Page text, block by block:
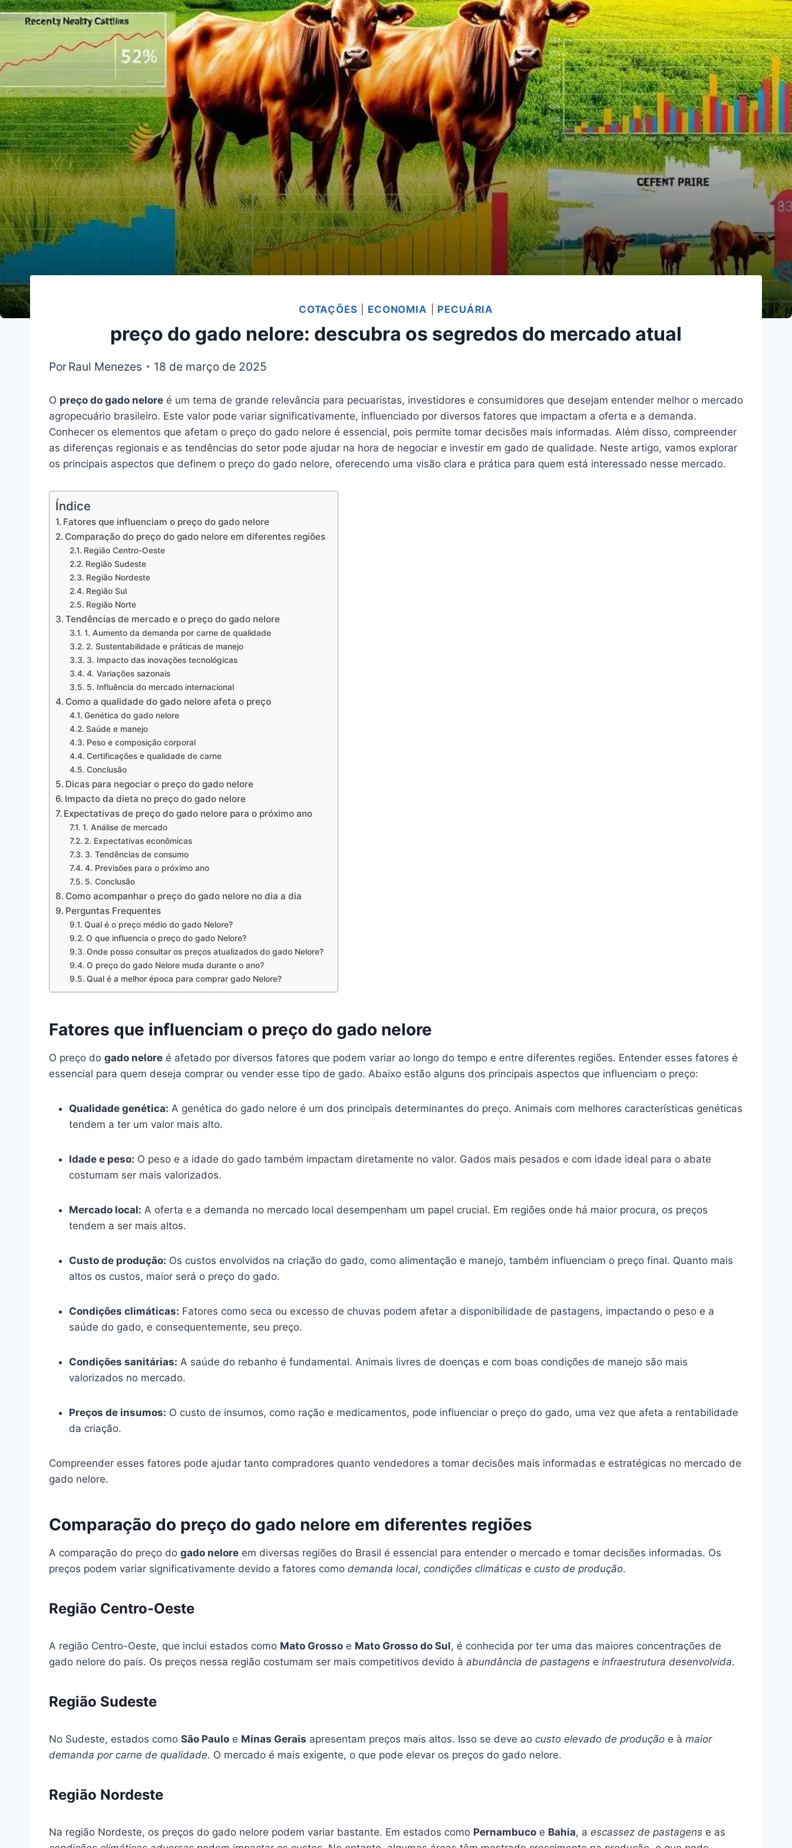
COTAÇÕES ECONOMIA PECUÁRIA
preço do gado nelore: descubra os segredos do mercado atual
PorRaul Menezes 18 de março de 2025
O preço do gado nelore é um tema de grande relevância para pecuaristas, investidores e consumidores que desejam entender melhor o mercado
agropecuário brasileiro. Este valor pode variar significativamente, influenciado por diversos fatores que impactam a oferta e a demanda.
Conhecer os elementos que afetam o preço do gado nelore é essencial, pois permite tomar decisões mais informadas. Além disso, compreender
as diferenças regionais e as tendências do setor pode ajudar na hora de negociar e investir em gado de qualidade. Neste artigo, vamos explorar
os principais aspectos que definem o preço do gado nelore, oferecendo uma visão clara e prática para quem está interessado nesse mercado.
Índice
Fatores que influenciam o preço do gado nelore
Comparação do preço do gado nelore em diferentes regiões
Região Centro-Oeste
Região Sudeste
Região Nordeste
Região Sul
Região Norte
Tendências de mercado e o preço do gado nelore
1. Aumento da demanda por carne de qualidade
2. Sustentabilidade e práticas de manejo
3. Impacto das inovações tecnológicas
4. Variações sazonais
5. Influência do mercado internacional
Como a qualidade do gado nelore afeta o preço
Genética do gado nelore
Saúde e manejo
Peso e composição corporal
Certificações e qualidade de carne
Conclusão
Dicas para negociar o preço do gado nelore
Impacto da dieta no preço do gado nelore
Expectativas de preço do gado nelore para o próximo ano
1. Análise de mercado
2. Expectativas econômicas
3. Tendências de consumo
4. Previsões para o próximo ano
5. Conclusão
Como acompanhar o preço do gado nelore no dia a dia
Perguntas Frequentes
Qual é o preço médio do gado Nelore?
O que influencia o preço do gado Nelore?
Onde posso consultar os preços atualizados do gado Nelore?
O preço do gado Nelore muda durante o ano?
Qual é a melhor época para comprar gado Nelore?
Fatores que influenciam o preço do gado nelore
O preço do gado nelore é afetado por diversos fatores que podem variar ao longo do tempo e entre diferentes regiões. Entender esses fatores é
essencial para quem deseja comprar ou vender esse tipo de gado. Abaixo estão alguns dos principais aspectos que influenciam o preço:
Qualidade genética: A genética do gado nelore é um dos principais determinantes do preço. Animais com melhores características genéticas
tendem a ter um valor mais alto.
Idade e peso: O peso e a idade do gado também impactam diretamente no valor. Gados mais pesados e com idade ideal para o abate
costumam ser mais valorizados.
Mercado local: A oferta e a demanda no mercado local desempenham um papel crucial. Em regiões onde há maior procura, os preços
tendem a ser mais altos.
Custo de produção: Os custos envolvidos na criação do gado, como alimentação e manejo, também influenciam o preço final. Quanto mais
altos os custos, maior será o preço do gado.
Condições climáticas: Fatores como seca ou excesso de chuvas podem afetar a disponibilidade de pastagens, impactando o peso e a
saúde do gado, e consequentemente, seu preço.
Condições sanitárias: A saúde do rebanho é fundamental. Animais livres de doenças e com boas condições de manejo são mais
valorizados no mercado.
Preços de insumos: O custo de insumos, como ração e medicamentos, pode influenciar o preço do gado, uma vez que afeta a rentabilidade
da criação.
Compreender esses fatores pode ajudar tanto compradores quanto vendedores a tomar decisões mais informadas e estratégicas no mercado de
gado nelore.
Comparação do preço do gado nelore em diferentes regiões
A comparação do preço do gado nelore em diversas regiões do Brasil é essencial para entender o mercado e tomar decisões informadas. Os
preços podem variar significativamente devido a fatores como demanda local, condições climáticas e custo de produção.
Região Centro-Oeste
A região Centro-Oeste, que inclui estados como Mato Grosso e Mato Grosso do Sul, é conhecida por ter uma das maiores concentrações de
gado nelore do país. Os preços nessa região costumam ser mais competitivos devido à abundância de pastagens e infraestrutura desenvolvida.
Região Sudeste
No Sudeste, estados como São Paulo e Minas Gerais apresentam preços mais altos. Isso se deve ao custo elevado de produção e à maior
demanda por carne de qualidade. O mercado é mais exigente, o que pode elevar os preços do gado nelore.
Região Nordeste
Na região Nordeste, os preços do gado nelore podem variar bastante. Em estados como Pernambuco e Bahia, a escassez de pastagens e as